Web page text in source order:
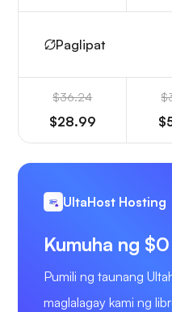
Paglipat
$36.24
$28.99
UltaHost Hosting
Kumuha ng $0
Pumili ng taunang
maglalagay kami ng